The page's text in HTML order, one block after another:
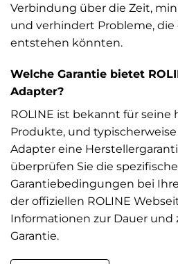
Verbindung über die Zeit,
und verhindert Probleme, die
entstehen könnten.
Welche Garantie bietet
Adapter?
ROLINE ist bekannt für seine
Produkte, und
Adapter eine
überprüfen Sie die
Garantiebedingungen bei
der offiziellen ROLINE
Informationen zur Dauer und
Garantie.